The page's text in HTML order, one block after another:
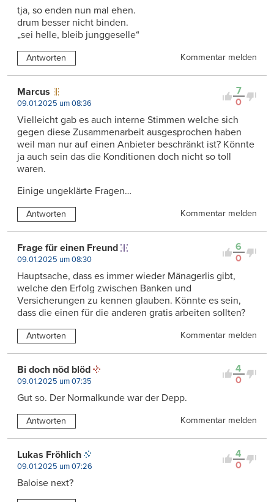
tja, so enden nun mal ehen.
drum besser nicht binden.
„sei helle, bleib junggeselle“
Antworten Kommentar melden
7
0
Marcus
09.01.2025 um 08:36
Vielleicht gab es auch interne Stimmen welche sich
gegen diese Zusammenarbeit ausgesprochen haben
weil man nur auf einen Anbieter beschränkt ist? Könnte
ja auch sein das die Konditionen doch nicht so toll
waren.
Einige ungeklärte Fragen…
Antworten Kommentar melden
6
0
Frage für einen Freund
09.01.2025 um 08:30
Hauptsache, dass es immer wieder Mänagerlis gibt,
welche den Erfolg zwischen Banken und
Versicherungen zu kennen glauben. Könnte es sein,
dass die einen für die anderen gratis arbeiten sollten?
Antworten Kommentar melden
4
0
Bi doch nöd blöd
09.01.2025 um 07:35
Gut so. Der Normalkunde war der Depp.
Antworten Kommentar melden
4
0
Lukas Fröhlich
09.01.2025 um 07:26
Baloise next?